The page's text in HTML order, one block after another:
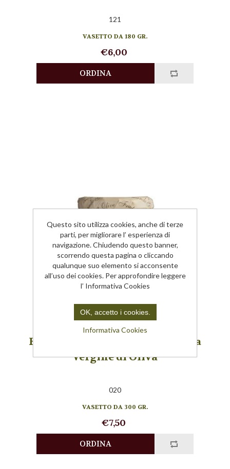
121
VASETTO DA 180 GR.
€6,00
Funghi di Muschio in Olio Extra
Vergine di Oliva
020
VASETTO DA 300 GR.
€7,50
Questo sito utilizza cookies, anche di terze
parti, per migliorare l’ esperienza di
navigazione. Chiudendo questo banner,
scorrendo questa pagina o cliccando
qualunque suo elemento si acconsente
all’uso dei cookies. Per approfondire leggere
l’ Informativa Cookies
OK, accetto i cookies.
Informativa Cookies